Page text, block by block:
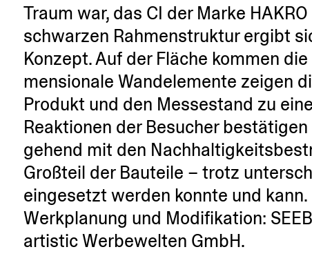
Traum war, das CI der Marke
schwarzen Rahmen­struktur ergibt
Konzept. Auf der Fläche kommen
men­sionale Wandele­mente zeigen
Produkt und den Messe­stand zu
Reaktionen der Besucher
gehend mit den
Großteil der Bauteile – trotz
einge­setzt werden konnte und kann.
Werkplanung und Modifi­kation:
artistic Werbe­welten GmbH.